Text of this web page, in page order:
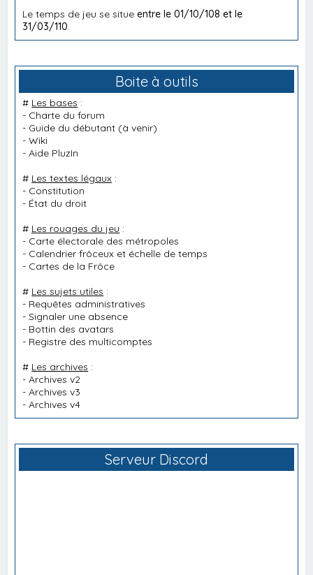
Le temps de jeu se situeentre le 01/10/108 et le
31/03/110
Boite à outils
# Les bases :
- Charte du forum
- Guide du débutant (à venir)
-Wiki
-Aide PluzIn
# Les textes légaux :
- Constitution
- État du droit
# Les rouages du jeu :
- Carte électorale des métropoles
- Calendrier frôceux et échelle de temps
- Cartes de la Frôce
# Les sujets utiles :
- Requêtes administratives
-Signaler une absence
- Bottin des avatars
- Registre des multicomptes
# Les archives :
-Archives v2
-Archives v3
-Archives v4
Serveur Discord